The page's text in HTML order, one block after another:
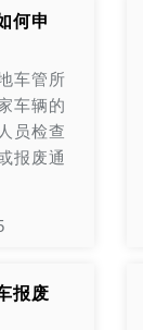
定报废
引导报
何申
车管所
车辆的
员检查
报废通
报废